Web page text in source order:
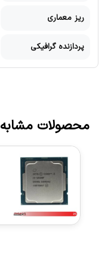
ریز معماری
پردازنده گرافیکی
محصولات مشابه